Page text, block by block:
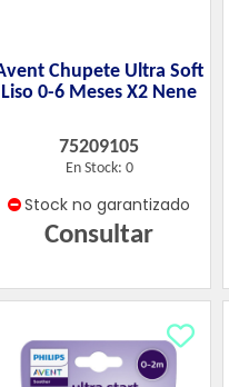
Chupete Ultra Soft
Liso 0-6 Meses X2 Nene
75209105
En Stock: 0
Stock no garantizado
Consultar